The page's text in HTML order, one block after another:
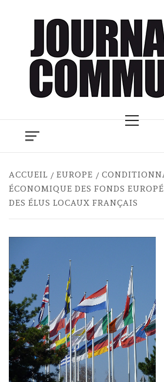
Menu
ACCUEIL EUROPE
ÉCONOMIQUE DES FONDS
DES ÉLUS LOCAUX FRANÇAIS